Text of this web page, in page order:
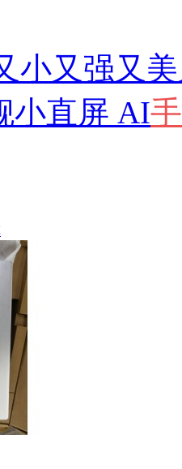
小又强又
小直屏 AI